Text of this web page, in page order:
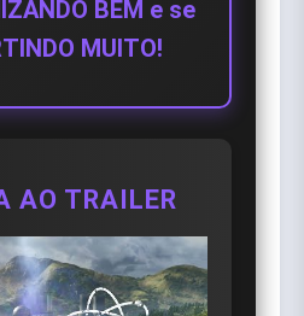
BEM e se
MUITO!
AO TRAILER